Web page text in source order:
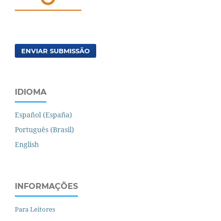
ENVIAR SUBMISSÃO
IDIOMA
Español (España)
Português (Brasil)
English
INFORMAÇÕES
Para Leitores